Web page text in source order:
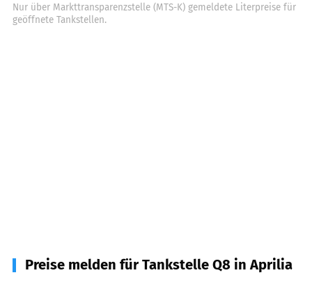
Nur über Markttransparenzstelle (MTS-K) gemeldete Literpreise für
geöffnete Tankstellen.
Preise melden für Tankstelle Q8 in Aprilia